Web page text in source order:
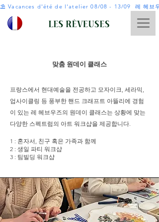
⛱️ Vacances d'été de l'atelier 08/08 - 13/09  레 헤브
맞춤 원데이 클래스
프랑스에서 현대예술을 전공하고 모자이크, 세라믹,
업사이클링 등 풍부한 핸드 크래프트 아뜰리에 경험
이 있는 레 헤브우즈의 원데이 클래스는 상황에 맞는
다양한 스펙트럼의 아트 워크샵을 제공합니다.
1 : 혼자서, 친구 혹은 가족과 함께
2 : 생일 파티 워크샵
3 : 팀빌딩 워크샵